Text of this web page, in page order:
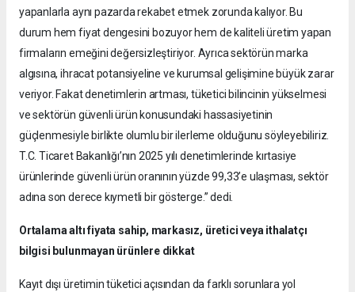
yapanlarla aynı pazarda rekabet etmek zorunda kalıyor. Bu
durum hem fiyat dengesini bozuyor hem de kaliteli üretim yapan
firmaların emeğini değersizleştiriyor. Ayrıca sektörün marka
algısına, ihracat potansiyeline ve kurumsal gelişimine büyük zarar
veriyor. Fakat denetimlerin artması, tüketici bilincinin yükselmesi
ve sektörün güvenli ürün konusundaki hassasiyetinin
güçlenmesiyle birlikte olumlu bir ilerleme olduğunu söyleyebiliriz.
T.C. Ticaret Bakanlığı’nın 2025 yılı denetimlerinde kırtasiye
ürünlerinde güvenli ürün oranının yüzde 99,33’e ulaşması, sektör
adına son derece kıymetli bir gösterge.” dedi.
Ortalama altı fiyata sahip, markasız, üretici veya ithalatçı
bilgisi bulunmayan ürünlere dikkat
Kayıt dışı üretimin tüketici açısından da farklı sorunlara yol